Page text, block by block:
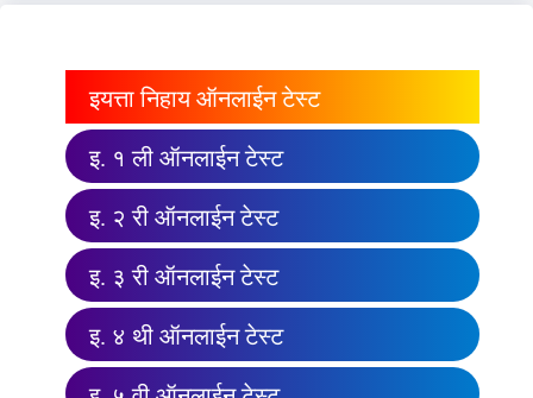
इयत्ता निहाय ऑनलाईन टेस्ट
इ. १ ली ऑनलाईन टेस्ट
इ. २ री ऑनलाईन टेस्ट
इ. ३ री ऑनलाईन टेस्ट
इ. ४ थी ऑनलाईन टेस्ट